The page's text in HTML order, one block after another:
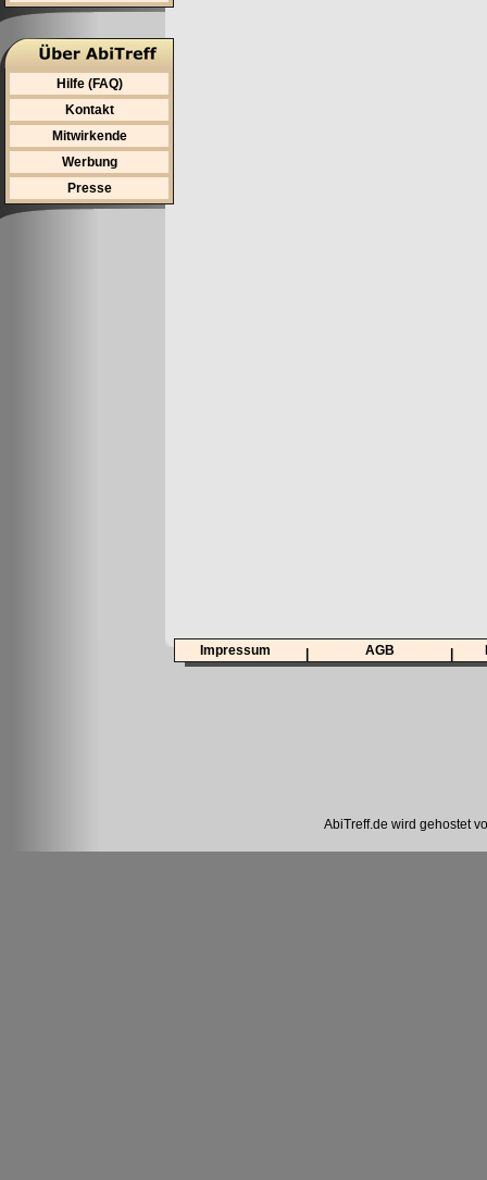
Hilfe (FAQ)
Kontakt
Mitwirkende
Werbung
Presse
Impressum AGB
AbiTreff.de wird gehostet